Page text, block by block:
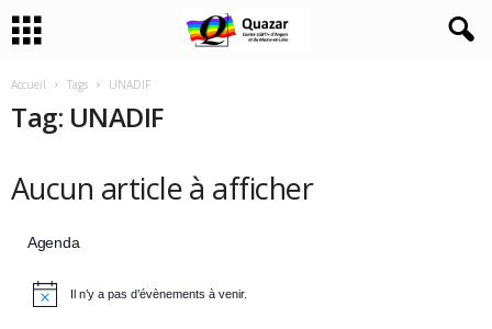
Accueil Tags UNADIF
Tag: UNADIF
Aucun article à afficher
Agenda
Il n’y a pas d’évènements à venir.